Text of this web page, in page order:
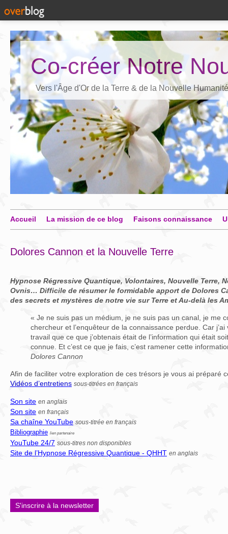
Co-créer Notre
Vers l'Âge d'Or de la Terre & de la Nouvelle Humanité
Accueil La mission de ce blog Faisons connaissance
Dolores Cannon et la Nouvelle Terre
Hypnose Régressive Quantique, Volontaires, Nouvelle Terre,
Ovnis… Difficile de résumer le formidable apport de Dolores
des secrets et mystères de notre vie sur Terre et Au-delà les
« Je ne suis pas un médium, je ne suis pas un canal, je me
chercheur et l’enquêteur de la connaissance perdue. Car
travail que ce que j’obtenais était de l’information qui était
connue. Et c’est ce que je fais, c’est ramener cette
Dolores Cannon
Afin de faciliter votre exploration de ces trésors je vous ai préparé
Vidéos d’entretiens sous-titrées en français
Son site en anglais
Son site en français
Sa chaîne YouTube sous-titrée en français
Bibliographie lien partenaire
YouTube 24/7 sous-titres non disponibles
Site de l’Hypnose Régressive Quantique - QHHT en anglais
S'inscrire à la newsletter